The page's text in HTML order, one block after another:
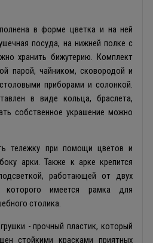
в форме цветка и на ней
посуда, на нижней полке с
хранить бижутерию. Комплект
парой, чайником, сковородой и
приборами и солонкой.
в виде кольца, браслета,
собственное украшение можно
тележку при помощи цветов и
арки. Также к арке крепится
работающей от двух
которого имеется рамка для
столика.
- прочный пластик, который
стойкими красками приятных